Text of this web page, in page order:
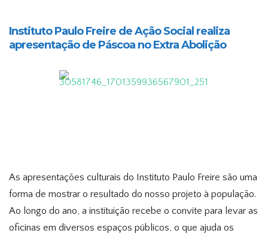
Instituto Paulo Freire de Ação Social realiza
apresentação de Páscoa no Extra Abolição
As apresentações culturais do Instituto Paulo Freire são uma
forma de mostrar o resultado do nosso projeto à população.
Ao longo do ano, a instituição recebe o convite para levar as
oficinas em diversos espaços públicos, o que ajuda os